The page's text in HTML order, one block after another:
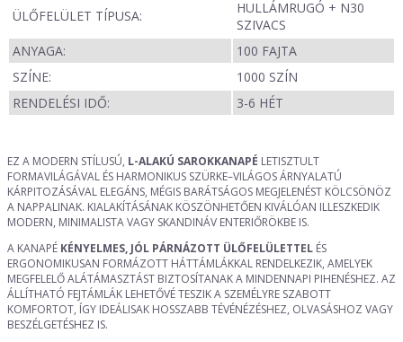
ÜLŐFELÜLET TÍPUSA:
HULLÁMRUGÓ + N30
SZIVACS
ANYAGA:
100 FAJTA
SZÍNE:
1000 SZÍN
RENDELÉSI IDŐ:
3-6 HÉT
EZ A MODERN STÍLUSÚ, L-ALAKÚ SAROKKANAPÉ LETISZTULT
FORMAVILÁGÁVAL ÉS HARMONIKUS SZÜRKE–VILÁGOS ÁRNYALATÚ
KÁRPITOZÁSÁVAL ELEGÁNS, MÉGIS BARÁTSÁGOS MEGJELENÉST KÖLCSÖNÖZ
A NAPPALINAK. KIALAKÍTÁSÁNAK KÖSZÖNHETŐEN KIVÁLÓAN ILLESZKEDIK
MODERN, MINIMALISTA VAGY SKANDINÁV ENTERIŐRÖKBE IS.
A KANAPÉ KÉNYELMES, JÓL PÁRNÁZOTT ÜLŐFELÜLETTEL ÉS
ERGONOMIKUSAN FORMÁZOTT HÁTTÁMLÁKKAL RENDELKEZIK, AMELYEK
MEGFELELŐ ALÁTÁMASZTÁST BIZTOSÍTANAK A MINDENNAPI PIHENÉSHEZ. AZ
ÁLLÍTHATÓ FEJTÁMLÁK LEHETŐVÉ TESZIK A SZEMÉLYRE SZABOTT
KOMFORTOT, ÍGY IDEÁLISAK HOSSZABB TÉVÉNÉZÉSHEZ, OLVASÁSHOZ VAGY
BESZÉLGETÉSHEZ IS.